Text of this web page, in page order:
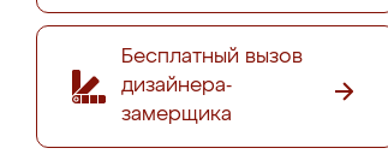
Бесплатный вызов
дизайнера-
замерщика